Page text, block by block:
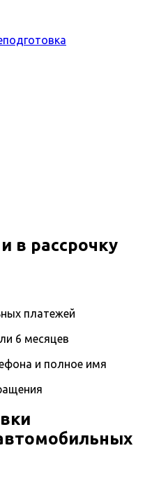
в рассрочку
платежей
6 месяцев
и полное имя